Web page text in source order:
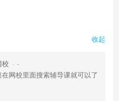
收起
校 • -
网校里面搜索辅导课就可以了